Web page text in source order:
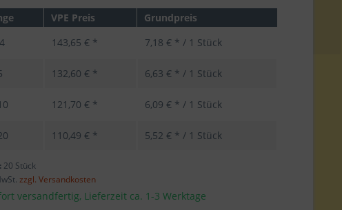
VPE Preis
Grundpreis
4 143,65 € * 7,18 € * / 1 Stück
132,60 € * 6,63 € * / 1 Stück
121,70 € * 6,09 € * / 1 Stück
110,49 € * 5,52 € * / 1 Stück
20 Stück
zzgl. Versandkosten
versandfertig, Lieferzeit ca. 1-3 Werktage